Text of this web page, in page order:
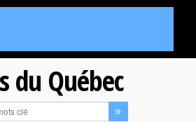
du Québec